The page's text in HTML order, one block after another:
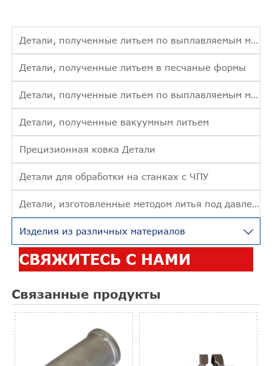
Детали, полученные литьем по выплавляемым моделям
Детали, полученные литьем в песчаные формы
Детали, полученные литьем по выплавляемым моделям
Детали, полученные вакуумным литьем
Прецизионная ковка Детали
Детали для обработки на станках с ЧПУ
Детали, изготовленные методом литья под давлением
Изделия из различных материалов 
СВЯЖИТЕСЬ С НАМИ
Связанные продукты